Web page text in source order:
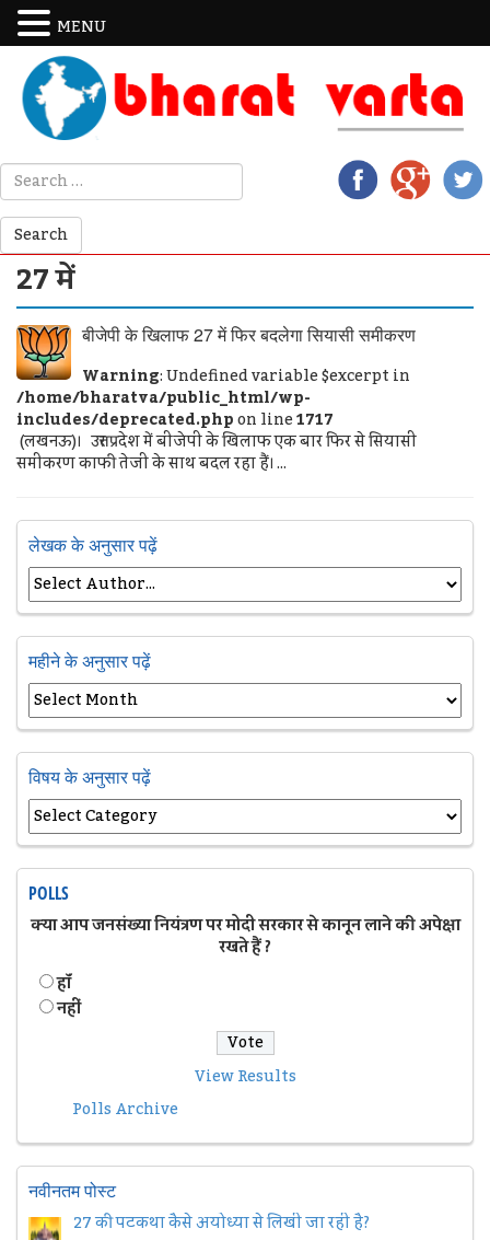
27 में
बीजेपी के खिलाफ 27 में फिर बदलेगा सियासी समीकरण
Warning: Undefined variable $excerpt in
/home/bharatva/public_html/wp-
includes/deprecated.phpon line1717
(लखनऊ)। उत्तर प्रदेश में बीजेपी के खिलाफ एक बार फिर से सियासी
समीकरण काफी तेजी के साथ बदल रहा हैं। ...
लेखक के अनुसार पढ़ें
महीने के अनुसार पढ़ें
विषय के अनुसार पढ़ें
POLLS
क्या आप जनसंख्या नियंत्रण पर मोदी सरकार से कानून लाने की अपेक्षा
रखते हैं ?
हॉं
नहीं
View Results
Polls Archive
नवीनतम पोस्ट
27 की पटकथा कैसे अयोध्या से लिखी जा रही है?
MENU